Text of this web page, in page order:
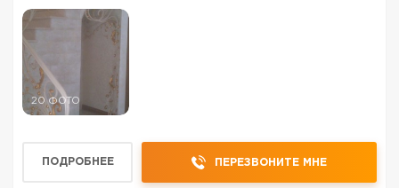
20 ФОТО
ПОДРОБНЕЕ ПЕРЕЗВОНИТЕ МНЕ